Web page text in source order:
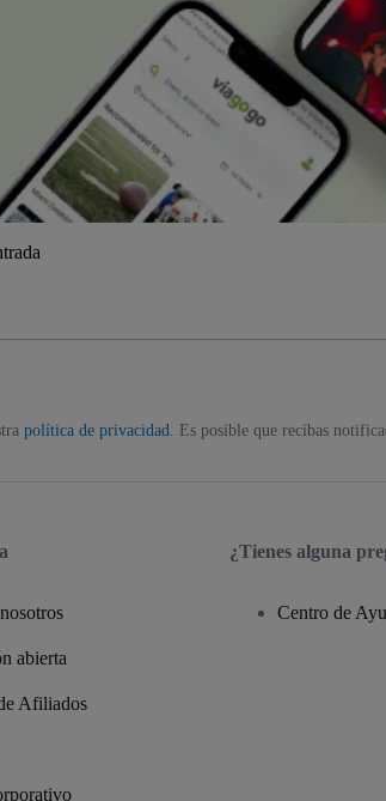
política de privacidad. Es posible que recibas
abierta
Afiliados
¿Tienes alguna
Centro de